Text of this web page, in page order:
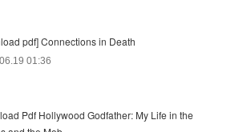
pdf] Connections in Death
01:36
Pdf Hollywood Godfather: My Life in the